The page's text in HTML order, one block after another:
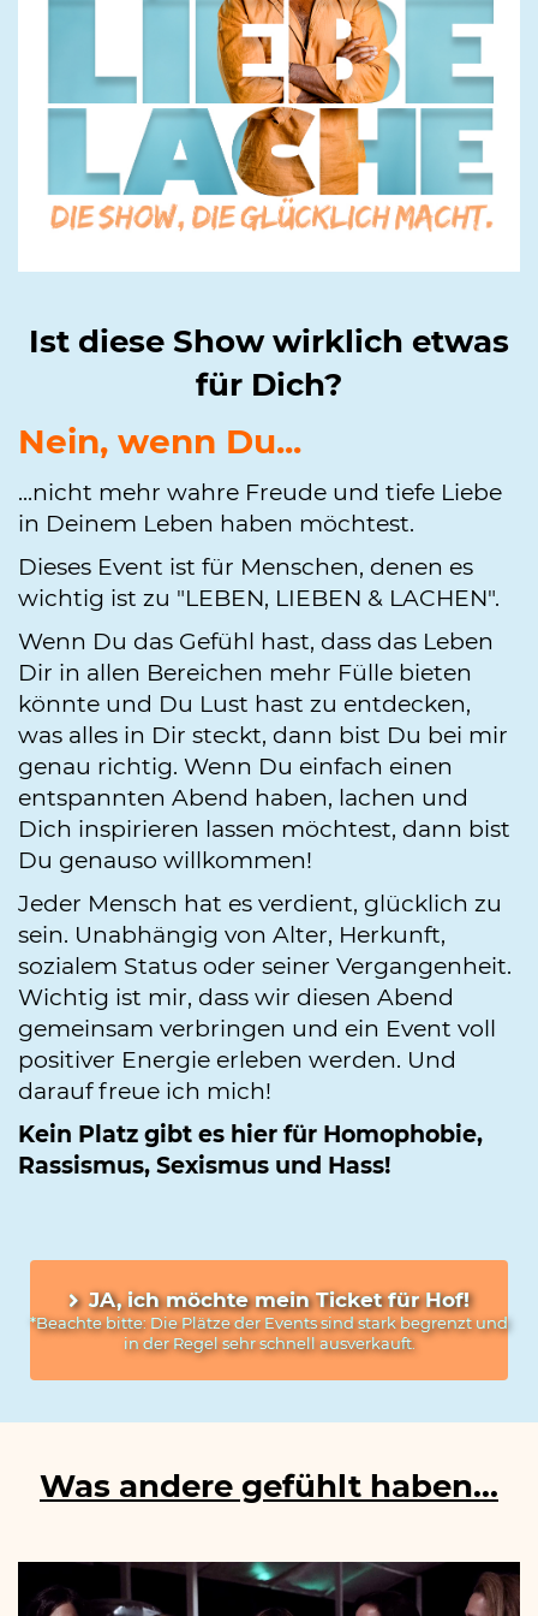
Ist diese Show wirklich etwas
für Dich?
Nein, wenn Du...
...nicht mehr wahre Freude und tiefe Liebe
in Deinem Leben haben möchtest.
Dieses Event ist für Menschen, denen es
wichtig ist zu "LEBEN, LIEBEN & LACHEN".
Wenn Du das Gefühl hast, dass das Leben
Dir in allen Bereichen mehr Fülle bieten
könnte und Du Lust hast zu entdecken,
was alles in Dir steckt, dann bist Du bei mir
genau richtig. Wenn Du einfach einen
entspannten Abend haben, lachen und
Dich inspirieren lassen möchtest, dann bist
Du genauso willkommen!
Jeder Mensch hat es verdient, glücklich zu
sein. Unabhängig von Alter, Herkunft,
sozialem Status oder seiner Vergangenheit.
Wichtig ist mir, dass wir diesen Abend
gemeinsam verbringen und ein Event voll
positiver Energie erleben werden. Und
darauf freue ich mich!
Kein Platz gibt es hier für Homophobie,
Rassismus, Sexismus und Hass!
JA, ich möchte mein Ticket für Hof!
*Beachte bitte: Die Plätze der Events sind stark begrenzt und
in der Regel sehr schnell ausverkauft.
Was andere gefühlt haben...